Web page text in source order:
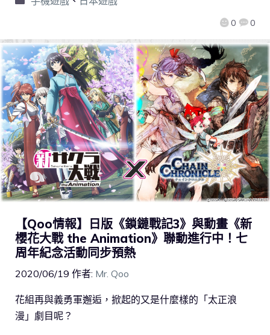
0 0
【Qoo情報】日版《鎖鏈戰記3》與動畫《新
櫻花大戰 the Animation》聯動進行中！七
周年紀念活動同步預熱
2020/06/19 作者: Mr. Qoo
花組再與義勇軍邂逅，掀起的又是什麼樣的「太正浪
漫」劇目呢？